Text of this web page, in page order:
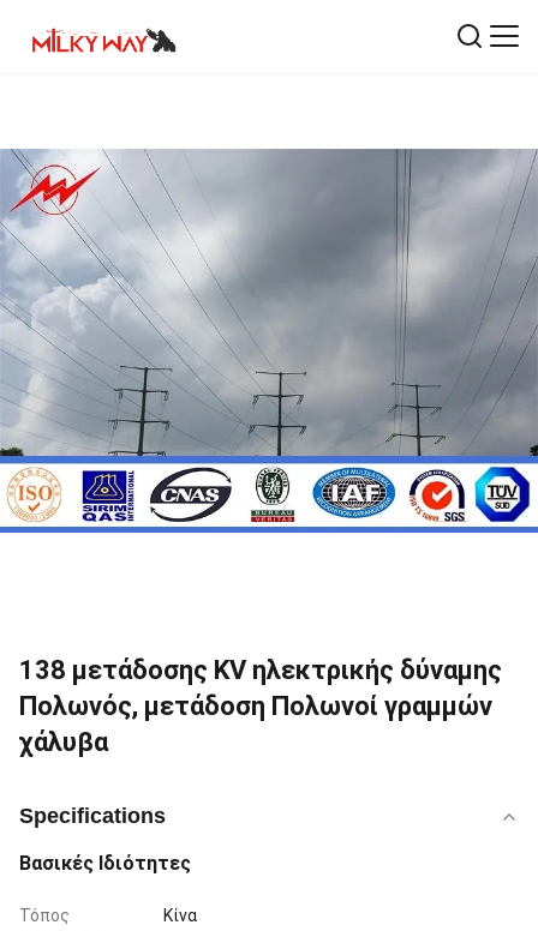
138 μετάδοσης KV ηλεκτρικής δύναμης
Πολωνός, μετάδοση Πολωνοί γραμμών
χάλυβα
Specifications
Βασικές Ιδιότητες
Τόπος
Κίνα